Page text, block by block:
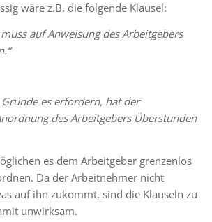
wäre z.B. die folgende Klausel:
auf Anweisung des Arbeitgebers
es erfordern, hat der
des Arbeitgebers Überstunden
es dem Arbeitgeber grenzenlos
Da der Arbeitnehmer nicht
auf ihn zukommt, sind die Klauseln zu
unwirksam.